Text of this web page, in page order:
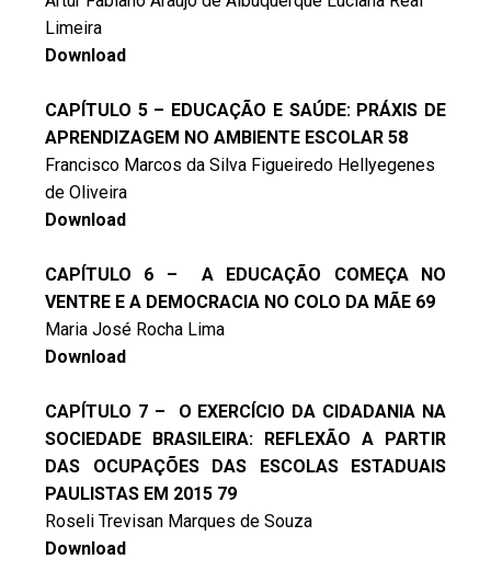
Limeira
Download
CAPÍTULO 5 – EDUCAÇÃO E SAÚDE: PRÁXIS DE
APRENDIZAGEM NO AMBIENTE ESCOLAR 58
Francisco Marcos da Silva Figueiredo Hellyegenes
de Oliveira
Download
CAPÍTULO 6 – A EDUCAÇÃO COMEÇA NO
VENTRE E A DEMOCRACIA NO COLO DA MÃE 69
Maria José Rocha Lima
Download
CAPÍTULO 7 – O EXERCÍCIO DA CIDADANIA NA
SOCIEDADE BRASILEIRA: REFLEXÃO A PARTIR
DAS OCUPAÇÕES DAS ESCOLAS ESTADUAIS
PAULISTAS EM 2015 79
Roseli Trevisan Marques de Souza
Download